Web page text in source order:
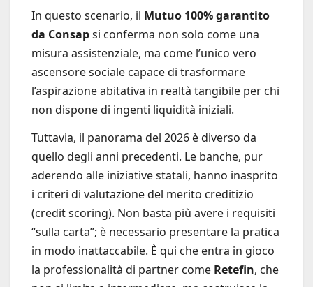
In questo scenario, il Mutuo 100% garantito
da Consapsi conferma non solo come una
misura assistenziale, ma come l’unico vero
ascensore sociale capace di trasformare
l’aspirazione abitativa in realtà tangibile per chi
non dispone di ingenti liquidità iniziali.
Tuttavia, il panorama del 2026 è diverso da
quello degli anni precedenti. Le banche, pur
aderendo alle iniziative statali, hanno inasprito
i criteri di valutazione del merito creditizio
(credit scoring). Non basta più avere i requisiti
“sulla carta”; è necessario presentare la pratica
in modo inattaccabile. È qui che entra in gioco
la professionalità di partner come Retefin, che